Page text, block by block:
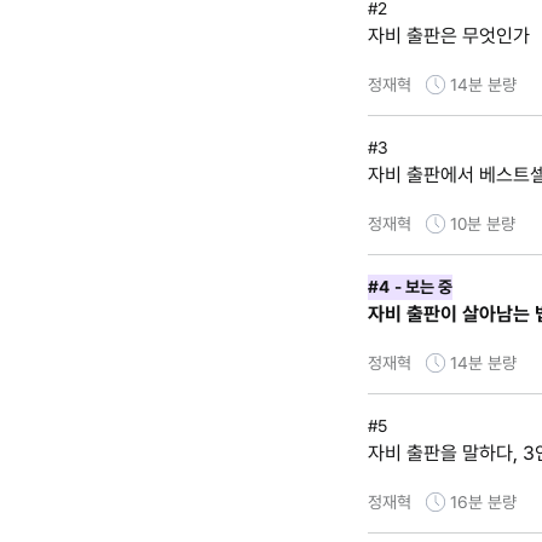
#2
자비 출판은 무엇인가
정재혁 14분 분량
#3
자비 출판에서 베스트
정재혁 10분 분량
#4 - 보는 중
자비 출판이 살아남는
정재혁 14분 분량
#5
자비 출판을 말하다, 3
정재혁 16분 분량